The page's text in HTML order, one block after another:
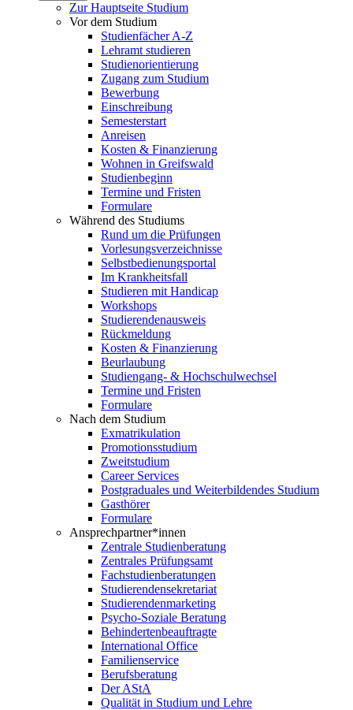
Zur Hauptseite Studium
Vor dem Studium
Studienfächer A-Z
Lehramt studieren
Studienorientierung
Zugang zum Studium
Bewerbung
Einschreibung
Semesterstart
Anreisen
Kosten & Finanzierung
Wohnen in Greifswald
Studienbeginn
Termine und Fristen
Formulare
Während des Studiums
Rund um die Prüfungen
Vorlesungsverzeichnisse
Selbstbedienungsportal
Im Krankheitsfall
Studieren mit Handicap
Workshops
Studierendenausweis
Rückmeldung
Kosten & Finanzierung
Beurlaubung
Studiengang- & Hochschulwechsel
Termine und Fristen
Formulare
Nach dem Studium
Exmatrikulation
Promotionsstudium
Zweitstudium
Career Services
Postgraduales und Weiterbildendes Studium
Gasthörer
Formulare
Ansprechpartner*innen
Zentrale Studienberatung
Zentrales Prüfungsamt
Fachstudienberatungen
Studierendensekretariat
Studierendenmarketing
Psycho-Soziale Beratung
Behindertenbeauftragte
International Office
Familienservice
Berufsberatung
Der AStA
Qualität in Studium und Lehre